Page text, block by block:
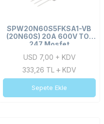
SPW20N60S5FKSA1-VB
(20N60S) 20A 600V TO-
247 Mosfet
USD 7,00 + KDV
333,26 TL KDV
Sepete Ekle